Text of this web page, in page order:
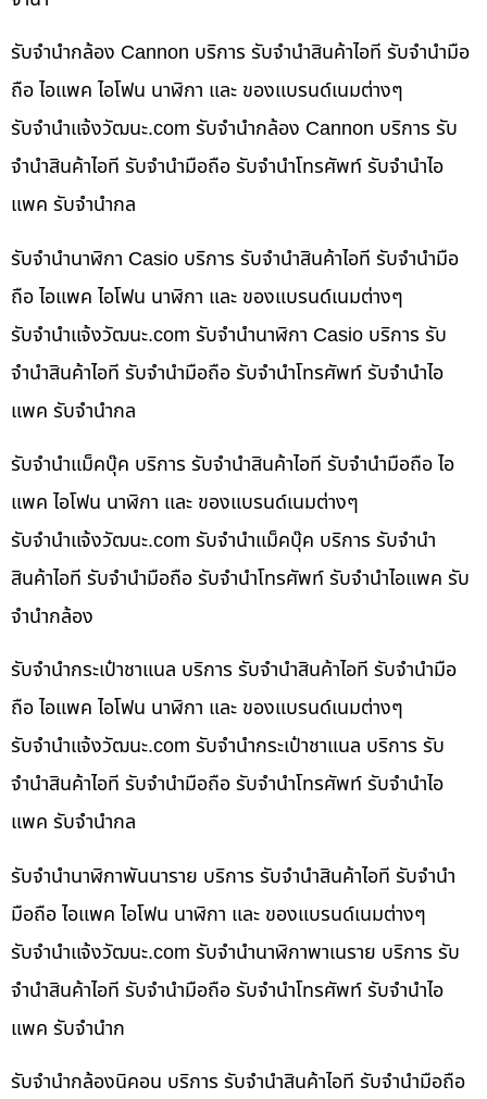
รับจำนำกล้อง Cannon บริการ รับจำนำสินค้าไอที รับจำนำมือ
ถือ ไอแพค ไอโฟน นาฬิกา และ ของแบรนด์เนมต่างๆ
รับจํานําแจ้งวัฒนะ.com รับจำนำกล้อง Cannon บริการ รับ
จำนำสินค้าไอที รับจำนำมือถือ รับจำนำโทรศัพท์ รับจำนำไอ
แพค รับจำนำกล
รับจำนำนาฬิกา Casio บริการ รับจำนำสินค้าไอที รับจำนำมือ
ถือ ไอแพค ไอโฟน นาฬิกา และ ของแบรนด์เนมต่างๆ
รับจํานําแจ้งวัฒนะ.com รับจำนำนาฬิกา Casio บริการ รับ
จำนำสินค้าไอที รับจำนำมือถือ รับจำนำโทรศัพท์ รับจำนำไอ
แพค รับจำนำกล
รับจำนำแม็คบุ๊ค บริการ รับจำนำสินค้าไอที รับจำนำมือถือ ไอ
แพค ไอโฟน นาฬิกา และ ของแบรนด์เนมต่างๆ
รับจํานําแจ้งวัฒนะ.com รับจำนำแม็คบุ๊ค บริการ รับจำนำ
สินค้าไอที รับจำนำมือถือ รับจำนำโทรศัพท์ รับจำนำไอแพค รับ
จำนำกล้อง
รับจำนำกระเป๋าชาแนล บริการ รับจำนำสินค้าไอที รับจำนำมือ
ถือ ไอแพค ไอโฟน นาฬิกา และ ของแบรนด์เนมต่างๆ
รับจํานําแจ้งวัฒนะ.com รับจำนำกระเป๋าชาแนล บริการ รับ
จำนำสินค้าไอที รับจำนำมือถือ รับจำนำโทรศัพท์ รับจำนำไอ
แพค รับจำนำกล
รับจำนำนาฬิกาพันนาราย บริการ รับจำนำสินค้าไอที รับจำนำ
มือถือ ไอแพค ไอโฟน นาฬิกา และ ของแบรนด์เนมต่างๆ
รับจํานําแจ้งวัฒนะ.com รับจำนำนาฬิกาพาเนราย บริการ รับ
จำนำสินค้าไอที รับจำนำมือถือ รับจำนำโทรศัพท์ รับจำนำไอ
แพค รับจำนำก
รับจำนำกล้องนิคอน บริการ รับจำนำสินค้าไอที รับจำนำมือถือ